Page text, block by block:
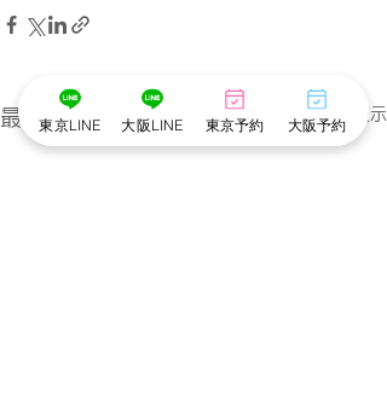
最新記事 すべて表示
東京LINE 大阪LINE 東京予約 大阪予約